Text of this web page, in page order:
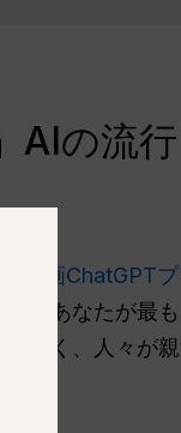
AIの流
風刺画ChatGPT
（あなたが最
なく、人々が